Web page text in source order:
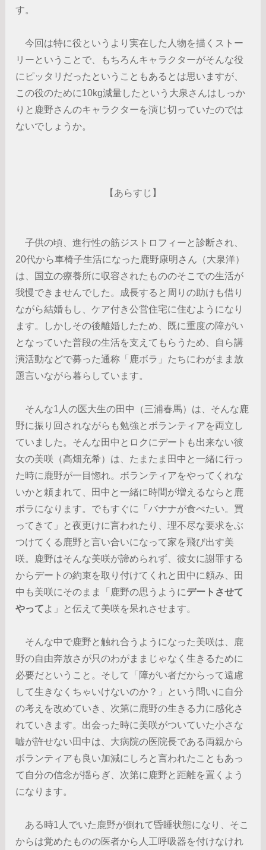
す。
今回は特に役というより実在した人物を描くストー
リーということで、もちろんキャラクターがそんな役
にピッタリだったということもあるとは思いますが、
この役のために10kg減量したという大泉さんはしっか
りと鹿野さんのキャラクターを演じ切っていたのでは
ないでしょうか。
【あらすじ】
子供の頃、進行性の筋ジストロフィーと診断され、
20代から車椅子生活になった鹿野康明さん（大泉洋）
は、国立の療養所に収容されたもののそこでの生活が
我慢できませんでした。成長すると周りの助けも借り
ながら結婚もし、ケア付き公営住宅に住むようになり
ます。しかしその後離婚したため、既に重度の障がい
となっていた普段の生活を支えてもらうため、自ら講
演活動などで募った通称「鹿ボラ」たちにわがまま放
題言いながら暮らしています。
そんな1人の医大生の田中（三浦春馬）は、そんな鹿
野に振り回されながらも勉強とボランティアを両立し
ていました。そんな田中とロクにデートも出来ない彼
女の美咲（高畑充希）は、たまたま田中と一緒に行っ
た時に鹿野が一目惚れ。ボランティアをやってくれな
いかと頼まれて、田中と一緒に時間が増えるならと鹿
ボラになります。でもすぐに「バナナが食べたい。買
ってきて」と夜更けに言われたり、理不尽な要求をぶ
つけてくる鹿野と言い合いになって家を飛び出す美
咲。鹿野はそんな美咲が諦められず、彼女に謝罪する
からデートの約束を取り付けてくれと田中に頼み、田
中も美咲にそのまま「鹿野の思うようにデートさせて
やってよ」と伝えて美咲を呆れさせます。
そんな中で鹿野と触れ合うようになった美咲は、鹿
野の自由奔放さが只のわがままじゃなく生きるために
必要だということ。そして「障がい者だからって遠慮
して生きなくちゃいけないのか？」という問いに自分
の考えを改めていき、次第に鹿野の生きる力に感化さ
れていきます。出会った時に美咲がついていた小さな
嘘が許せない田中は、大病院の医院長である両親から
ボランティアも良い加減にしろと言われたこともあっ
て自分の信念が揺らぎ、次第に鹿野と距離を置くよう
になります。
ある時1人でいた鹿野が倒れて昏睡状態になり、そこ
からは覚めたものの医者から人工呼吸器を付けなけれ